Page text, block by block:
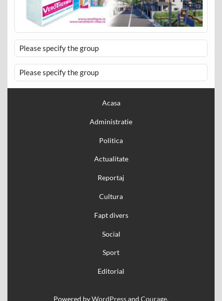
Please specify the group
Please specify the group
Acasa
Administratie
Politica
Actualitate
Reportaj
Cultura
Fapt divers
Social
Sport
Editorial
Powered byWordPressand Courage.